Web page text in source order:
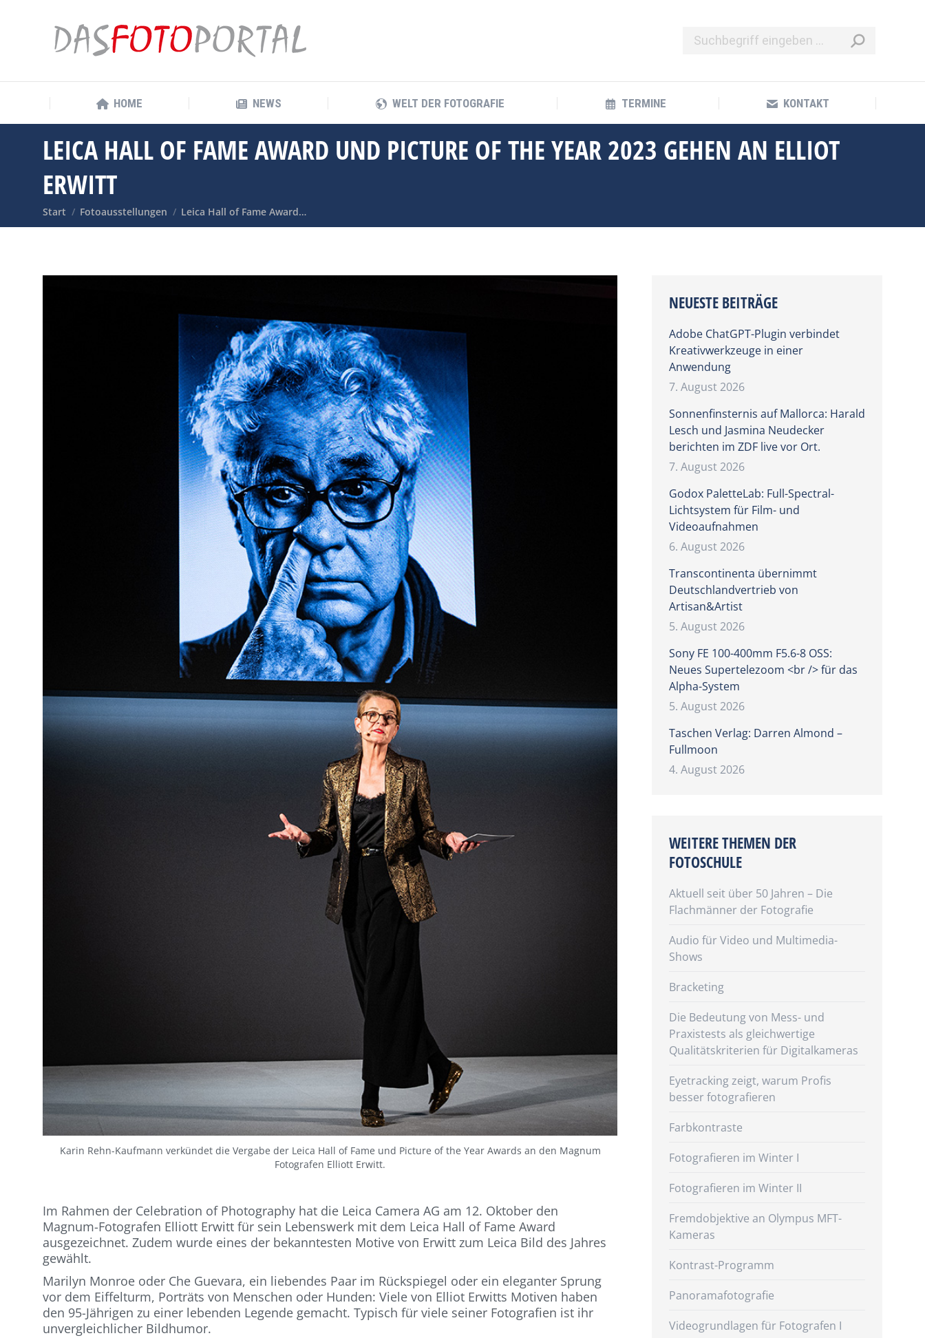
HOME NEWS WELT DER FOTOGRAFIE TERMINE KONTAKT
LEICA HALL OF FAME AWARD UND PICTURE OF THE YEAR 2023 GEHEN AN ELLIOT
ERWITT
Sie befinden sich hier:
Start Fotoausstellungen Leica Hall of Fame Award…
Karin Rehn-Kaufmann verkündet die Vergabe der Leica Hall of Fame und Picture of the Year Awards an den Magnum
Fotografen Elliott Erwitt.
Im Rahmen der Celebration of Photography hat die Leica Camera AG am 12. Oktober den
Magnum-Fotografen Elliott Erwitt für sein Lebenswerk mit dem Leica Hall of Fame Award
ausgezeichnet. Zudem wurde eines der bekanntesten Motive von Erwitt zum Leica Bild des Jahres
gewählt.
Marilyn Monroe oder Che Guevara, ein liebendes Paar im Rückspiegel oder ein eleganter Sprung
vor dem Eiffelturm, Porträts von Menschen oder Hunden: Viele von Elliot Erwitts Motiven haben
den 95-Jährigen zu einer lebenden Legende gemacht. Typisch für viele seiner Fotografien ist ihr
unvergleichlicher Bildhumor.
NEUESTE BEITRÄGE
Adobe ChatGPT-Plugin verbindet
Kreativwerkzeuge in einer
Anwendung
7. August 2026
Sonnenfinsternis auf Mallorca: Harald
Lesch und Jasmina Neudecker
berichten im ZDF live vor Ort.
7. August 2026
Godox PaletteLab: Full-Spectral-
Lichtsystem für Film- und
Videoaufnahmen
6. August 2026
Transcontinenta übernimmt
Deutschlandvertrieb von
Artisan&Artist
5. August 2026
Sony FE 100-400mm F5.6-8 OSS:
Neues Supertelezoom <br /> für das
Alpha-System
5. August 2026
Taschen Verlag: Darren Almond –
Fullmoon
4. August 2026
WEITERE THEMEN DER
FOTOSCHULE
Aktuell seit über 50 Jahren – Die
Flachmänner der Fotografie
Audio für Video und Multimedia-
Shows
Bracketing
Die Bedeutung von Mess- und
Praxistests als gleichwertige
Qualitätskriterien für Digitalkameras
Eyetracking zeigt, warum Profis
besser fotografieren
Farbkontraste
Fotografieren im Winter I
Fotografieren im Winter II
Fremdobjektive an Olympus MFT-
Kameras
Kontrast-Programm
Panoramafotografie
Videogrundlagen für Fotografen I
HOME NEWS